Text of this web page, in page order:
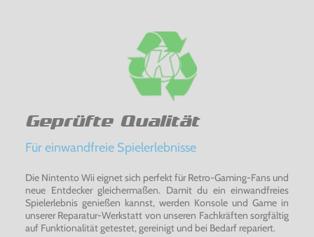
Geprüfte Qualität
Für einwandfreie Spielerlebnisse
Die Nintento Wii eignet sich perfekt für Retro-Gaming-Fans und
neue Entdecker gleichermaßen. Damit du ein einwandfreies
Spielerlebnis genießen kannst, werden Konsole und Game in
unserer Reparatur-Werkstatt von unseren Fachkräften sorgfältig
auf Funktionalität getestet, gereinigt und bei Bedarf repariert.